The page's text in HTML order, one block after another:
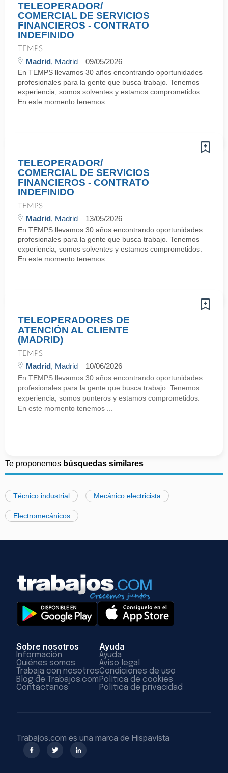
TELEOPERADOR/
COMERCIAL DE SERVICIOS
FINANCIEROS - CONTRATO
INDEFINIDO
TEMPS
Madrid, Madrid 09/05/2026
En TEMPS llevamos 30 años encontrando oportunidades
profesionales para la gente que busca trabajo. Tenemos
experiencia, somos solventes y estamos comprometidos.
En este momento tenemos ...
TELEOPERADOR/
COMERCIAL DE SERVICIOS
FINANCIEROS - CONTRATO
INDEFINIDO
TEMPS
Madrid, Madrid 13/05/2026
En TEMPS llevamos 30 años encontrando oportunidades
profesionales para la gente que busca trabajo. Tenemos
experiencia, somos solventes y estamos comprometidos.
En este momento tenemos ...
TELEOPERADORES DE
ATENCIÓN AL CLIENTE
(MADRID)
TEMPS
Madrid, Madrid 10/06/2026
En TEMPS llevamos 30 años encontrando oportunidades
profesionales para la gente que busca trabajo. Tenemos
experiencia, somos punteros y estamos comprometidos.
En este momento tenemos ...
Te proponemos búsquedas similares
Técnico industrial Mecánico electricista
Electromecánicos
Sobre nosotros
Información
Quiénes somos
Trabaja con nosotros
Blog de Trabajos.com
Contáctanos
Ayuda
Ayuda
Aviso legal
Condiciones de uso
Política de cookies
Política de privacidad
Trabajos.com es una marca de Hispavista